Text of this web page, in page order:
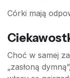
Córki mają
Choć w samej
„zasłoną